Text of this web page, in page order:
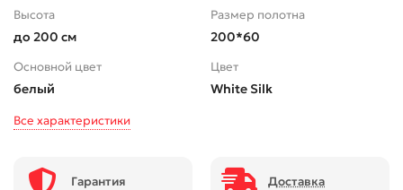
Высота
до 200 см
Размер полотна
200*60
Основной цвет
белый
Цвет
White Silk
Все характеристики
Гарантия Доставка